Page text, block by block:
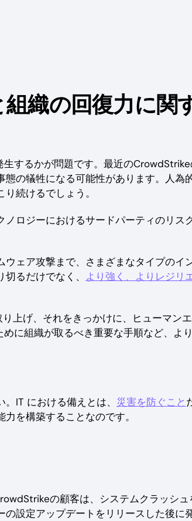
織の回復力に関
するかが問題です。最近の
の犠牲になる可能性があります。人為
続けるでしょう。
ロジーにおけるサードパーティのリス
ェア攻撃まで、さまざまなタイプのイ
るだけでなく、 より強く、よりレジリ
上げ、それをきっかけに、ヒューマン
に組織が取るべき重要な手順など、よ
IT における備えとは、 災害を防ぐこと
を構築することなのです。
の顧客は、システムクラッシュ
設定アップデートをリリースした後に